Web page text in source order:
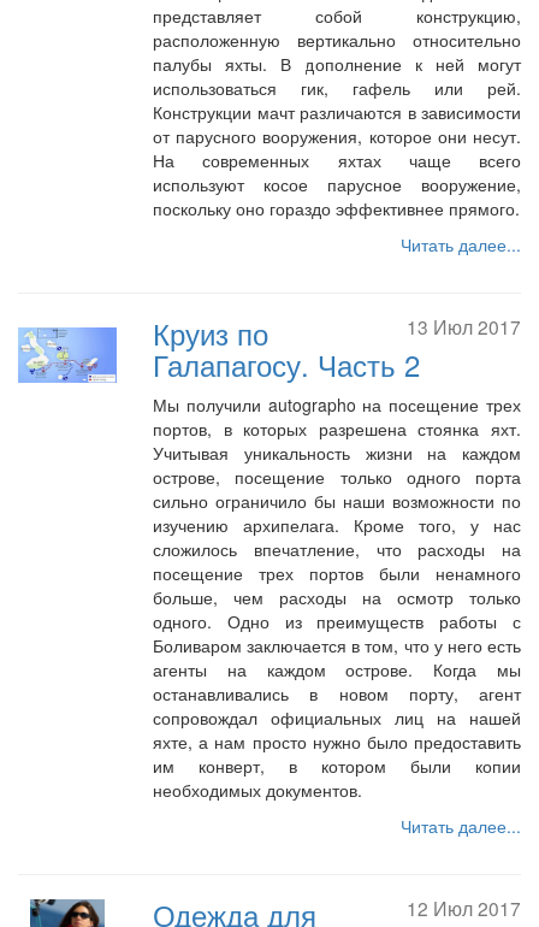
представляет собой конструкцию,
расположенную вертикально относительно
палубы яхты. В дополнение к ней могут
использоваться гик, гафель или рей.
Конструкции мачт различаются в зависимости
от парусного вооружения, которое они несут.
На современных яхтах чаще всего
используют косое парусное вооружение,
поскольку оно гораздо эффективнее прямого.
Читать далее...
13 Июл 2017
Круиз по
Галапагосу. Часть 2
Мы получили autographo на посещение трех
портов, в которых разрешена стоянка яхт.
Учитывая уникальность жизни на каждом
острове, посещение только одного порта
сильно ограничило бы наши возможности по
изучению архипелага. Кроме того, у нас
сложилось впечатление, что расходы на
посещение трех портов были ненамного
больше, чем расходы на осмотр только
одного. Одно из преимуществ работы с
Боливаром заключается в том, что у него есть
агенты на каждом острове. Когда мы
останавливались в новом порту, агент
сопровождал официальных лиц на нашей
яхте, а нам просто нужно было предоставить
им конверт, в котором были копии
необходимых документов.
Читать далее...
12 Июл 2017
Одежда для